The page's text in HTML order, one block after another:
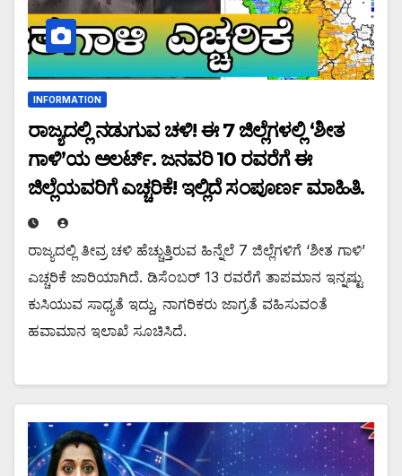
INFORMATION
ರಾಜ್ಯದಲ್ಲಿ ನಡುಗುವ ಚಳಿ! ಈ 7 ಜಿಲ್ಲೆಗಳಲ್ಲಿ ‘ಶೀತ
ಗಾಳಿ’ಯ ಅಲರ್ಟ್. ಜನವರಿ 10 ರವರೆಗೆ ಈ
ಜಿಲ್ಲೆಯವರಿಗೆ ಎಚ್ಚರಿಕೆ! ಇಲ್ಲಿದೆ ಸಂಪೂರ್ಣ ಮಾಹಿತಿ.
ರಾಜ್ಯದಲ್ಲಿ ತೀವ್ರ ಚಳಿ ಹೆಚ್ಚುತ್ತಿರುವ ಹಿನ್ನೆಲೆ 7 ಜಿಲ್ಲೆಗಳಿಗೆ ‘ಶೀತ ಗಾಳಿ’
ಎಚ್ಚರಿಕೆ ಜಾರಿಯಾಗಿದೆ. ಡಿಸೆಂಬರ್ 13 ರವರೆಗೆ ತಾಪಮಾನ ಇನ್ನಷ್ಟು
ಕುಸಿಯುವ ಸಾಧ್ಯತೆ ಇದ್ದು, ನಾಗರಿಕರು ಜಾಗ್ರತೆ ವಹಿಸುವಂತೆ
ಹವಾಮಾನ ಇಲಾಖೆ ಸೂಚಿಸಿದೆ.